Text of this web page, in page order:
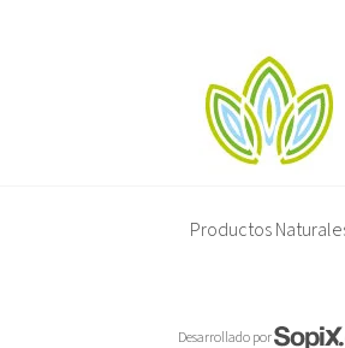
Productos
Desarrollado por